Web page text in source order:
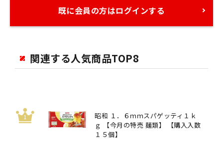
既に会員の方はログインする
関連する人気商品TOP8
昭和 １．６ｍｍスパゲッティ１ｋ
ｇ 【今月の特売 麺類】 【購入入数
１５個】